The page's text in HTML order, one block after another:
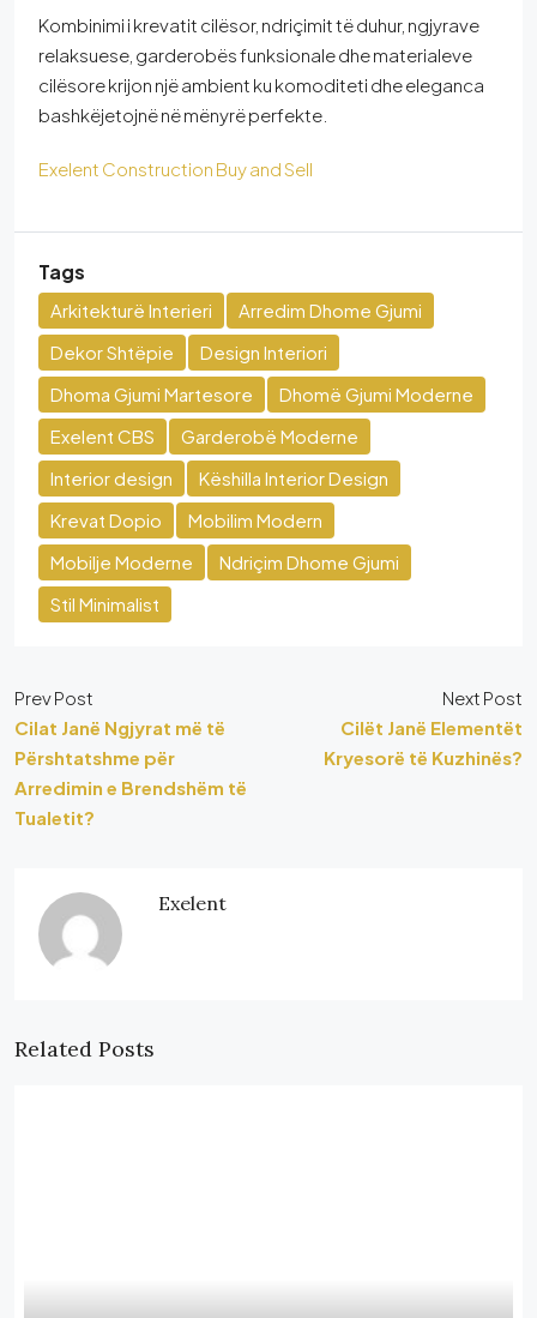
Kombinimi i krevatit cilësor, ndriçimit të duhur, ngjyrave
relaksuese, garderobës funksionale dhe materialeve
cilësore krijon një ambient ku komoditeti dhe eleganca
bashkëjetojnë në mënyrë perfekte.
Exelent Construction Buy and Sell
Tags
Arkitekturë Interieri
Arredim Dhome Gjumi
Dekor Shtëpie
Design Interiori
Dhoma Gjumi Martesore
Dhomë Gjumi Moderne
Exelent CBS
Garderobë Moderne
Interior design
Këshilla Interior Design
Krevat Dopio
Mobilim Modern
Mobilje Moderne
Ndriçim Dhome Gjumi
Stil Minimalist
Prev Post
Cilat Janë Ngjyrat më të
Përshtatshme për
Arredimin e Brendshëm të
Tualetit?
Next Post
Cilët Janë Elementët
Kryesorë të Kuzhinës?
Exelent
Related Posts